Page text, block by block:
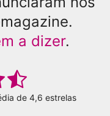
a dizer.
de 4,6 estrelas